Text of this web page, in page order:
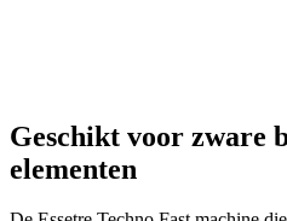
Geschikt voor zware
elementen